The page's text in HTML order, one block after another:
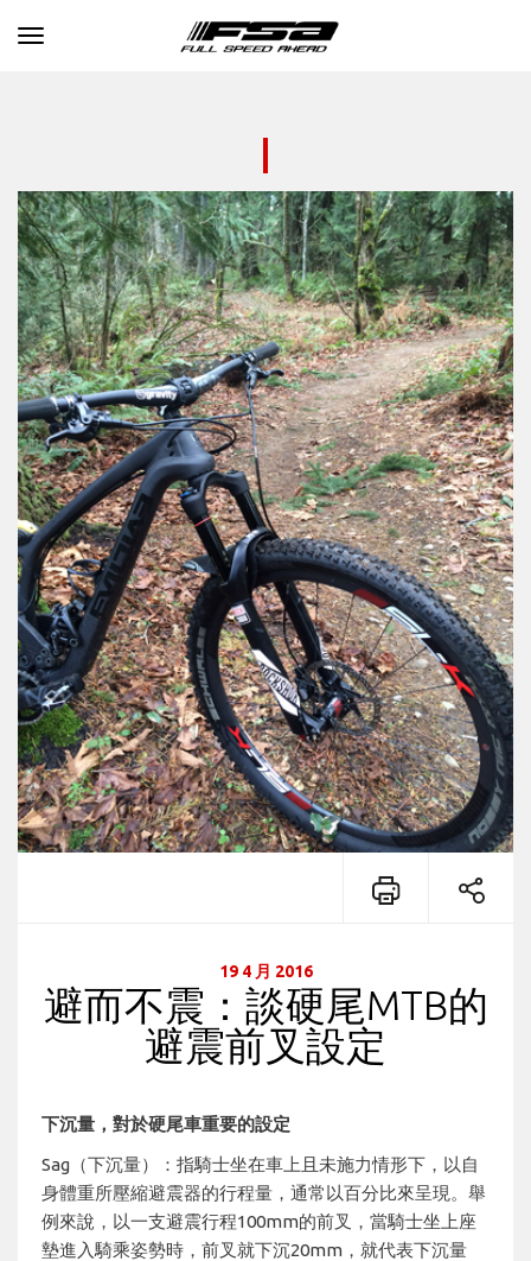
Toggle navigation
19 4 月 2016
避而不震：談硬尾MTB的
避震前叉設定
下沉量，對於硬尾車重要的設定
Sag（下沉量）：指騎士坐在車上且未施力情形下，以自
身體重所壓縮避震器的行程量，通常以百分比來呈現。舉
例來說，以一支避震行程100mm的前叉，當騎士坐上座
墊進入騎乘姿勢時，前叉就下沉20mm，就代表下沉量